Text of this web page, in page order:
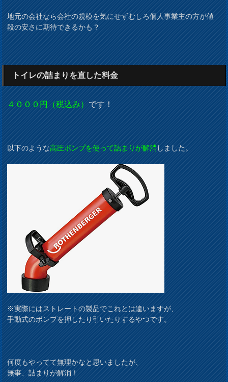
地元の会社なら会社の規模を気にせずむしろ個人事業主の方が値
段の安さに期待できるかも？
トイレの詰まりを直した料金
４０００円（税込み）です！
以下のような高圧ポンプを使って詰まりが解消しました。
※実際にはストレートの製品でこれとは違いますが、
手動式のポンプを押したり引いたりするやつです。
何度もやってて無理かなと思いましたが、
無事、詰まりが解消！